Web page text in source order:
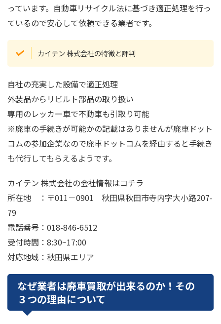
っています。自動車リサイクル法に基づき適正処理を行っ
ているので安心して依頼できる業者です。
カイテン 株式会社の特徴と評判
自社の充実した設備で適正処理
外装品からリビルト部品の取り扱い
専用のレッカー車で不動車も引取り可能
※廃車の手続きが可能かの記載はありませんが廃車ドット
コムの参加企業なので廃車ドットコムを経由すると手続き
も代行してもらえるようです。
カイテン 株式会社の会社情報はコチラ
所在地 ：〒011－0901 秋田県秋田市寺内字大小路207-
79
電話番号：018-846-6512
受付時間：8:30~17:00
対応地域：秋田県エリア
なぜ業者は廃車買取が出来るのか！その
３つの理由について